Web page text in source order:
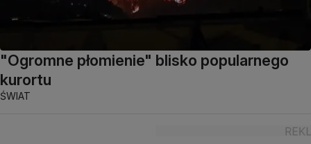
"Ogromne płomienie" blisko popularnego
kurortu
ŚWIAT